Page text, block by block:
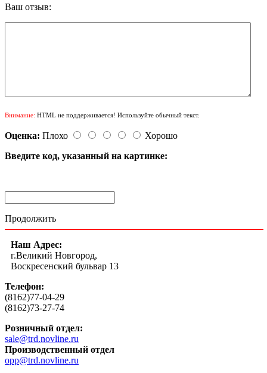
Ваш отзыв:
Внимание: HTML не поддерживается! Используйте обычный текст.
Оценка: Плохо
Хорошо
Введите код, указанный на картинке:
Продолжить
Наш Адрес:
г.Великий Новгород,
Воскресенский бульвар 13
Телефон:
(8162)77-04-29
(8162)73-27-74
Розничный отдел:
sale@trd.novline.ru
Производственный отдел
opp@trd.novline.ru